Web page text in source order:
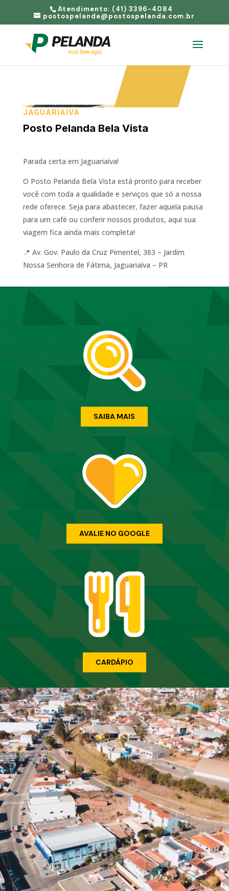
Atendimento: (41) 3396-4084
postospelanda@postospelanda.com.br
JAGUARIAÍVA
Posto Pelanda Bela Vista
Parada certa em Jaguariaíva!
O Posto Pelanda Bela Vista está pronto para receber
você com toda a qualidade e serviços que só a nossa
rede oferece. Seja para abastecer, fazer aquela pausa
para um café ou conferir nossos produtos, aqui sua
viagem fica ainda mais completa!
📍 Av. Gov. Paulo da Cruz Pimentel, 363 – Jardim
Nossa Senhora de Fátima, Jaguariaíva – PR
SAIBA MAIS
AVALIE NO GOOGLE
CARDÁPIO